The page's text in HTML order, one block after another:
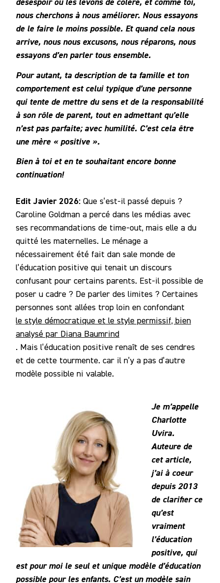
nous cherchons à nous améliorer. Nous essayons
de le faire le moins possible. Et quand cela nous
arrive, nous nous excusons, nous réparons, nous
essayons d’en parler tous ensemble.
Pour autant, ta description de ta famille et ton
comportement est celui typique d’une personne
qui tente de mettre du sens et de la responsabilité
à son rôle de parent, tout en admettant qu’elle
n’est pas parfaite; avec humilité. C’est cela être
une mère « positive ».
Bien à toi et en te souhaitant encore bonne
continuation!
Edit Javier 2026: Que s’est-il passé depuis ?
Caroline Goldman a percé dans les médias avec
ses recommandations de time-out, mais elle a du
quitté les maternelles. Le ménage a
nécessairement été fait dan sale monde de
l’éducation positive qui tenait un discours
confusant pour certains parents. Est-il possible de
poser u cadre ? De parler des limites ? Certaines
personnes sont allées trop loin en confondant
le style démocratique et le style permissif, bien
analysé par Diana Baumrind
. Mais l’éducation positive renaît de ses cendres
et de cette tourmente. car il n’y a pas d’autre
modèle possible ni valable.
Je m’appelle
Charlotte
Uvira.
Auteure de
cet article,
j’ai à coeur
depuis 2013
de clarifier ce
qu’est
vraiment
l’éducation
positive, qui
est pour moi le seul et unique modèle d’éducation
possible pour les enfants. C’est un modèle sain